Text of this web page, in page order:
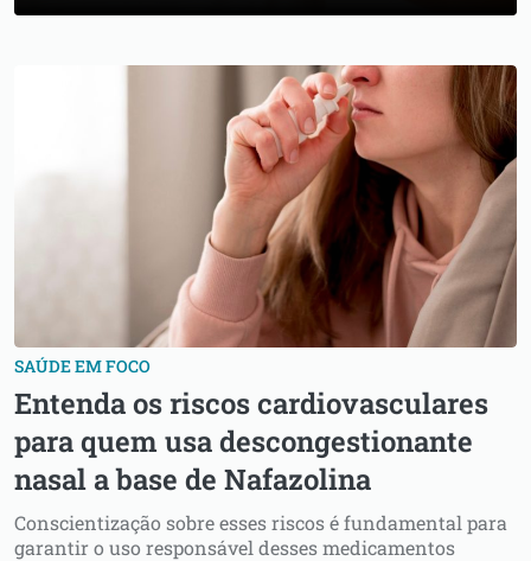
SAÚDE EM FOCO
Entenda os riscos cardiovasculares
para quem usa descongestionante
nasal a base de Nafazolina
Conscientização sobre esses riscos é fundamental para
garantir o uso responsável desses medicamentos